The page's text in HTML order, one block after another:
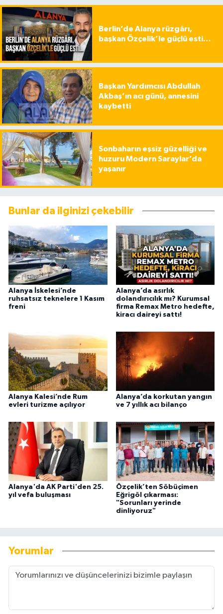
Berlin’de Alanya rüzgârı,
başkan Özçelik’le güçlü esti…
Başkan Yardımcısı Abdullah
Akbaş’ın acı günü, annesini
kaybetti
Sonbaharın eşsiz güzelliği ve
huzuru Modern Saraylar’da
yaşanır
Bunlar da ilginizi çekebilir
Alanya İskelesi’nde
ruhsatsız teknelere 1 Kasım
freni
Alanya’da asırlık
dolandırıcılık mı? Kurumsal
firma Remax Metro hedefte,
kiracı daireyi sattı!
Alanya Kalesi’nde Rum
evleri turizme açılıyor
Alanya’da korkutan yangın
ve 7 yıllık acı bilanço
Alanya'da AK Parti'den 25.
yıl vefa buluşması
Özçelik’ten Söbüçimen
Eğrigöl çıkarması:
"Sorunları yerinde
dinliyoruz"
Yorumlar